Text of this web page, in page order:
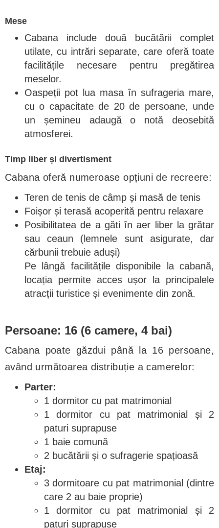
Mese
Cabana include două bucătării complet
utilate, cu intrări separate, care oferă toate
facilitățile necesare pentru pregătirea
meselor.
Oaspeții pot lua masa în sufrageria mare,
cu o capacitate de 20 de persoane, unde
un șemineu adaugă o notă deosebită
atmosferei.
Timp liber și divertisment
Cabana oferă numeroase opțiuni de recreere:
Teren de tenis de câmp și masă de tenis
Foișor și terasă acoperită pentru relaxare
Posibilitatea de a găti în aer liber la grătar
sau ceaun (lemnele sunt asigurate, dar
cărbunii trebuie aduși)
Pe lângă facilitățile disponibile la cabană,
locația permite acces ușor la principalele
atracții turistice și evenimente din zonă.
Persoane: 16 (6 camere, 4 bai)
Cabana poate găzdui până la 16 persoane,
având următoarea distribuție a camerelor:
Parter:
1 dormitor cu pat matrimonial
1 dormitor cu pat matrimonial și 2
paturi suprapuse
1 baie comună
2 bucătării și o sufragerie spațioasă
Etaj:
3 dormitoare cu pat matrimonial (dintre
care 2 au baie proprie)
1 dormitor cu pat matrimonial și 2
paturi suprapuse